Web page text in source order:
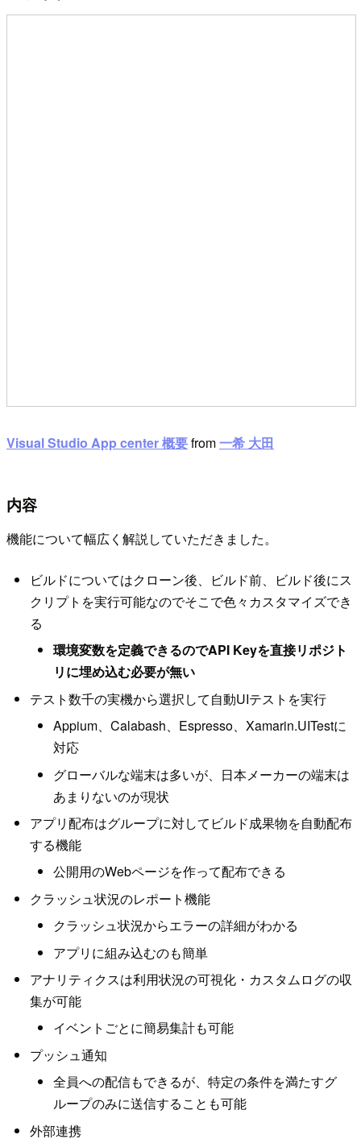
Visual Studio App center 概要from一希 大田
内容
機能について幅広く解説していただきました。
ビルドについてはクローン後、ビルド前、ビルド後にス
クリプトを実行可能なのでそこで色々カスタマイズでき
る
環境変数を定義できるのでAPI Keyを直接リポジト
リに埋め込む必要が無い
テスト数千の実機から選択して自動UIテストを実行
Appium、Calabash、Espresso、Xamarin.UITestに
対応
グローバルな端末は多いが、日本メーカーの端末は
あまりないのが現状
アプリ配布はグループに対してビルド成果物を自動配布
する機能
公開用のWebページを作って配布できる
クラッシュ状況のレポート機能
クラッシュ状況からエラーの詳細がわかる
アプリに組み込むのも簡単
アナリティクスは利用状況の可視化・カスタムログの収
集が可能
イベントごとに簡易集計も可能
プッシュ通知
全員への配信もできるが、特定の条件を満たすグ
ループのみに送信することも可能
外部連携